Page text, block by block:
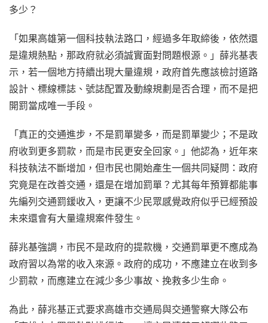
多少？
「如果高雄第一個科技執法路口，經過多年取締後，依然還
是違規熱點，那政府就必須誠實面對問題根源。」薛兆基表
示，若一個地方持續出現大量違規，政府首先應該檢討道路
設計、標線標誌、號誌配置及動線規劃是否合理，而不是把
開罰當成唯一手段。
「真正的交通進步，不是罰單變多，而是罰單變少；不是政
府收到更多罰款，而是市民更安全回家。」他認為，近年來
科技執法不斷增加，但市民也開始產生一個共同疑問：政府
究竟是在改善交通，還是在增加罰單？尤其每年預算都能事
先編列交通罰鍰收入，更讓不少民眾感覺政府似乎已經預設
未來還會有大量違規案件發生。
薛兆基強調，市民不是政府的提款機，交通罰單更不應成為
政府習以為常的收入來源。政府的成功，不應建立在收到多
少罰款，而應建立在減少多少事故、挽救多少生命。
為此，薛兆基正式要求高雄市交通局與交通警察大隊公布